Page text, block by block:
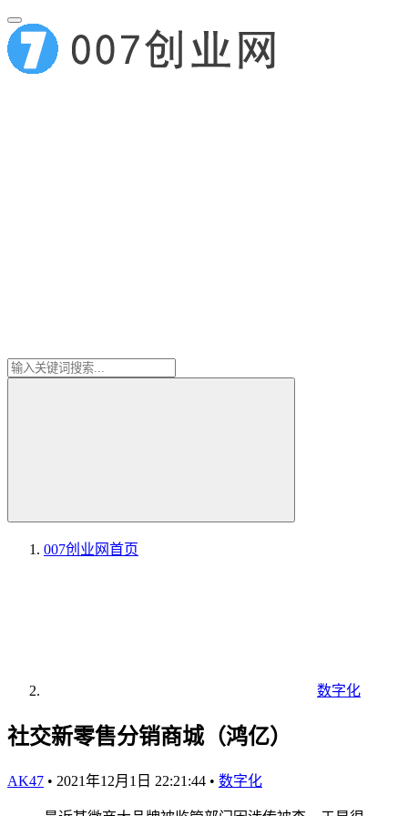
007创业网首页
数字化
社交新零售分销商城（鸿亿）
AK47 • 2021年12月1日 22:21:44 • 数字化